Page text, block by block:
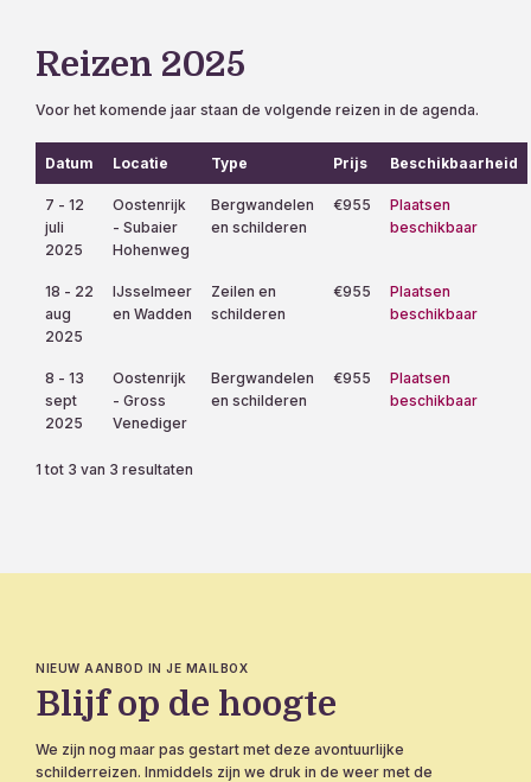
Reizen 2025
Voor het komende jaar staan de volgende reizen in de agenda.
Datum Locatie Type Prijs Beschikbaarheid
7 - 12
juli
2025
Oostenrijk
- Subaier
Hohenweg
Bergwandelen
en schilderen
€955
Plaatsen
beschikbaar
18 - 22
aug
2025
IJsselmeer
en Wadden
Zeilen en
schilderen
€955
Plaatsen
beschikbaar
8 - 13
sept
2025
Oostenrijk
- Gross
Venediger
Bergwandelen
en schilderen
€955
Plaatsen
beschikbaar
1 tot 3 van 3 resultaten
NIEUW AANBOD IN JE MAILBOX
Blijf op de hoogte
We zijn nog maar pas gestart met deze avontuurlijke
schilderreizen. Inmiddels zijn we druk in de weer met de